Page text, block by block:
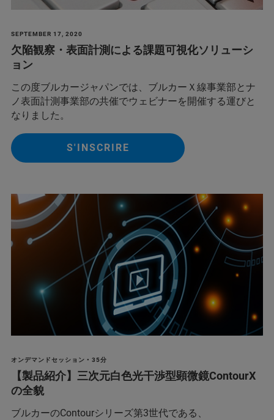
SEPTEMBER 17, 2020
欠陥観察・表面計測による課題可視化ソリューシ
ョン
この度ブルカージャパンでは、ブルカーＸ線事業部とナ
ノ表面計測事業部の共催でウェビナーを開催する運びと
なりました。
S'INSCRIRE
オンデマンドセッション • 35分
【製品紹介】三次元白色光干渉型顕微鏡ContourX
の全貌
ブルカーのContourシリーズ第3世代である、